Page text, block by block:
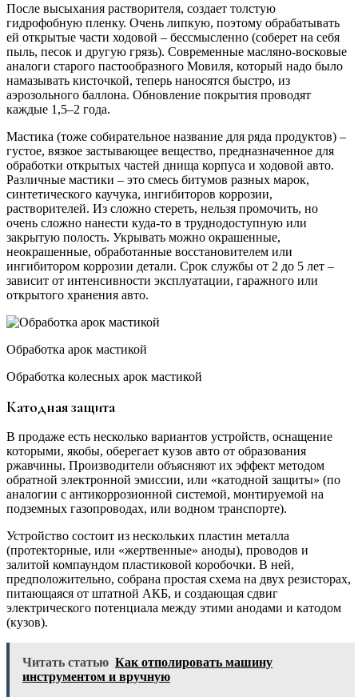
После высыхания растворителя, создает толстую
гидрофобную пленку. Очень липкую, поэтому обрабатывать
ей открытые части ходовой – бессмысленно (соберет на себя
пыль, песок и другую грязь). Современные масляно-восковые
аналоги старого пастообразного Мовиля, который надо было
намазывать кисточкой, теперь наносятся быстро, из
аэрозольного баллона. Обновление покрытия проводят
каждые 1,5–2 года.
Мастика (тоже собирательное название для ряда продуктов) –
густое, вязкое застывающее вещество, предназначенное для
обработки открытых частей днища корпуса и ходовой авто.
Различные мастики – это смесь битумов разных марок,
синтетического каучука, ингибиторов коррозии,
растворителей. Из сложно стереть, нельзя промочить, но
очень сложно нанести куда-то в труднодоступную или
закрытую полость. Укрывать можно окрашенные,
неокрашенные, обработанные восстановителем или
ингибитором коррозии детали. Срок службы от 2 до 5 лет –
зависит от интенсивности эксплуатации, гаражного или
открытого хранения авто.
Обработка арок мастикой
Обработка колесных арок мастикой
Катодная защита
В продаже есть несколько вариантов устройств, оснащение
которыми, якобы, оберегает кузов авто от образования
ржавчины. Производители объясняют их эффект методом
обратной электронной эмиссии, или «катодной защиты» (по
аналогии с антикоррозионной системой, монтируемой на
подземных газопроводах, или водном транспорте).
Устройство состоит из нескольких пластин металла
(протекторные, или «жертвенные» аноды), проводов и
залитой компаундом пластиковой коробочки. В ней,
предположительно, собрана простая схема на двух резисторах,
питающаяся от штатной АКБ, и создающая сдвиг
электрического потенциала между этими анодами и катодом
(кузов).
Читать статью Как отполировать машину
инструментом и вручную